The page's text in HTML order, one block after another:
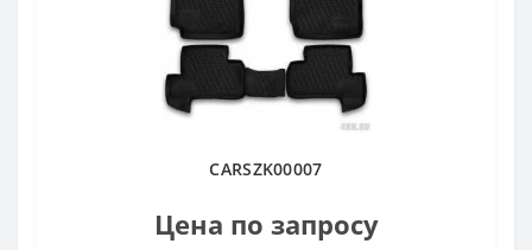
CARSZK00007
Цена по запросу